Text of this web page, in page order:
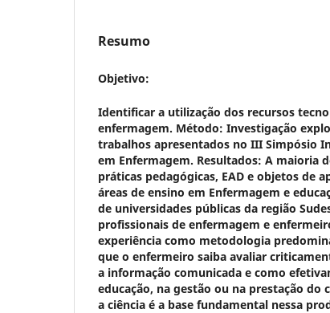
Resumo
Objetivo:
Identificar a utilização dos recursos
enfermagem. Método: Investigação
trabalhos apresentados no III Simpósio
em Enfermagem. Resultados: A maioria
práticas pedagógicas, EAD e objetos de
áreas de ensino em Enfermagem e
de universidades públicas da região
profissionais de enfermagem e
experiência como metodologia
que o enfermeiro saiba avaliar
a informação comunicada e como
educação, na gestão ou na prestação do
a ciência é a base fundamental nessa